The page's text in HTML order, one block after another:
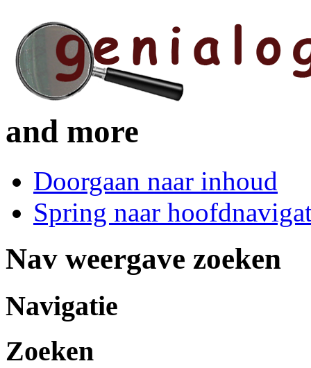
and more
Doorgaan naar inhoud
Spring naar
Nav weergave zoeken
Navigatie
Zoeken